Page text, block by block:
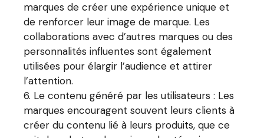
marques de créer une expérience unique et
de renforcer leur image de marque. Les
collaborations avec d’autres marques ou des
personnalités influentes sont également
utilisées pour élargir l’audience et attirer
l’attention.
Le contenu généré par les utilisateurs : Les
marques encouragent souvent leurs clients à
créer du contenu lié à leurs produits, que ce